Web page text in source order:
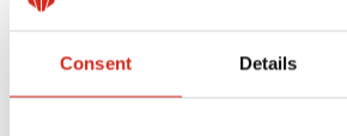
Consent Details